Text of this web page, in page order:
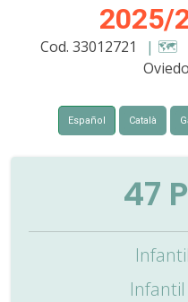
2025/
Cod. 33012721 | 🗺️
Español Català
47